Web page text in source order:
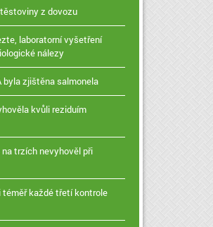
z dovozu
laboratorní vyšetření
nálezy
byla zjištěna salmonela
kvůli reziduím
trzích nevyhověl při
každé třetí kontrole